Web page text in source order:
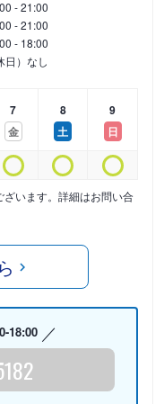
- 21:00
- 21:00
- 18:00
日）なし
7
金
8
土
9
日
います。詳細はお問い合
18:00